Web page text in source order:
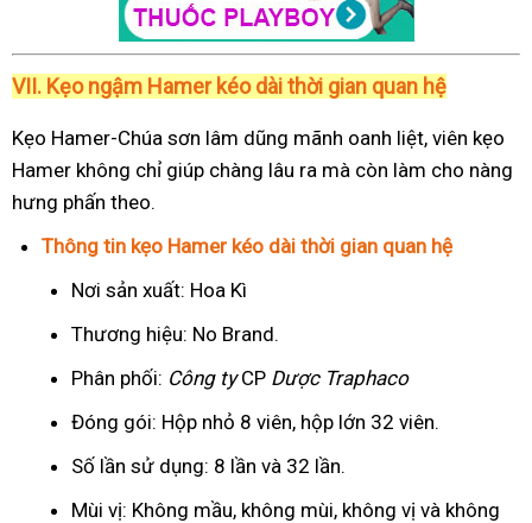
VII. Kẹo ngậm Hamer kéo dài thời gian quan hệ
Kẹo Hamer-Chúa sơn lâm dũng mãnh oanh liệt, viên kẹo
Hamer không chỉ giúp chàng lâu ra mà còn làm cho nàng
hưng phấn theo.
Thông tin kẹo Hamer kéo dài thời gian quan hệ
Nơi sản xuất: Hoa Kì
Thương hiệu: No Brand.
Phân phối: Công tyCP Dược Traphaco
Đóng gói: Hộp nhỏ 8 viên, hộp lớn 32 viên.
Số lần sử dụng: 8 lần và 32 lần.
Mùi vị: Không mầu, không mùi, không vị và không